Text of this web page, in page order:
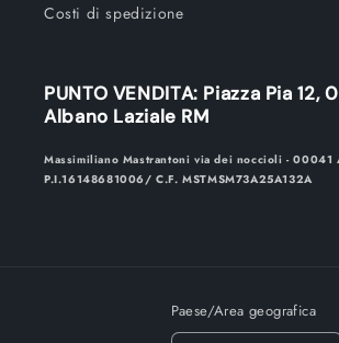
Costi di spedizione
PUNTO VENDITA: Piazza Pia 12,
Albano Laziale RM
Massimiliano Mastrantoni via dei noccioli - 00041
P.I.16148681006/ C.F. MSTMSM73A25A132A
Paese/Area geografica